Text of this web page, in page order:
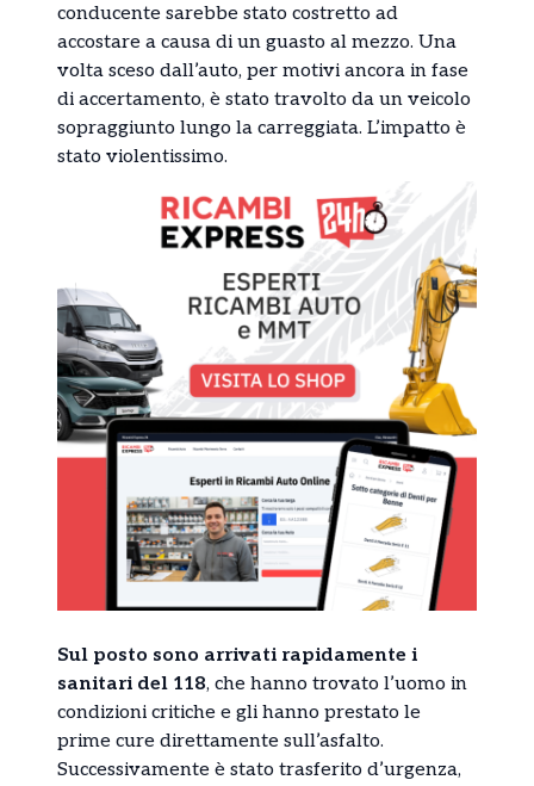
conducente sarebbe stato costretto ad
accostare a causa di un guasto al mezzo. Una
volta sceso dall’auto, per motivi ancora in fase
di accertamento, è stato travolto da un veicolo
sopraggiunto lungo la carreggiata. L’impatto è
stato violentissimo.
Sul posto sono arrivati rapidamente i
sanitari del 118, che hanno trovato l’uomo in
condizioni critiche e gli hanno prestato le
prime cure direttamente sull’asfalto.
Successivamente è stato trasferito d’urgenza,